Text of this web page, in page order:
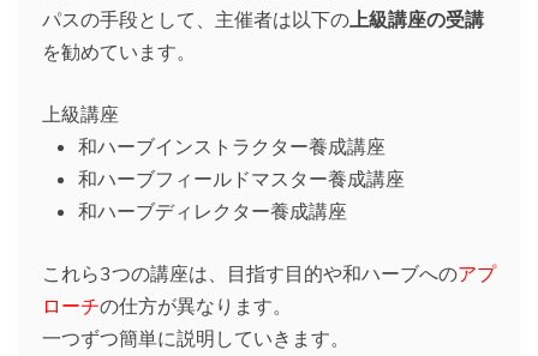
パスの手段として、主催者は以下の 上級講座の受講
を勧めています。
上級講座
和ハーブインストラクター養成講座
和ハーブフィールドマスター養成講座
和ハーブディレクター養成講座
これら3つの講座は、目指す目的や和ハーブへのアプ
ローチの仕方が異なります。
一つずつ簡単に説明していきます。